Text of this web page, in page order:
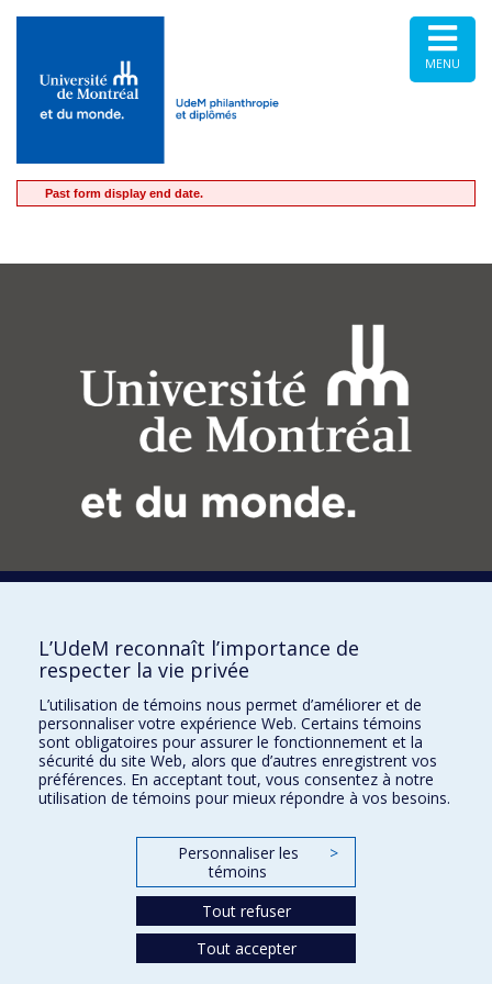
MENU
Past form display end date.
Réseau des diplômés et des donateurs
Montréal (Québec) H3T 1P1
Diplômés
Activités
Nous joindre
Revue Les diplômés
Accessibilité
Politique de confidentialité
Comptabilisation des dons
Paramètres des témoins
Conditions d'utilisation
Mettez à jour vos coordonnées
L’UdeM reconnaît l’importance de
respecter la vie privée
L’utilisation de témoins nous permet d’améliorer et de
personnaliser votre expérience Web. Certains témoins
sont obligatoires pour assurer le fonctionnement et la
sécurité du site Web, alors que d’autres enregistrent vos
préférences. En acceptant tout, vous consentez à notre
utilisation de témoins pour mieux répondre à vos besoins.
Personnaliser les
témoins
>
Tout refuser
Tout accepter